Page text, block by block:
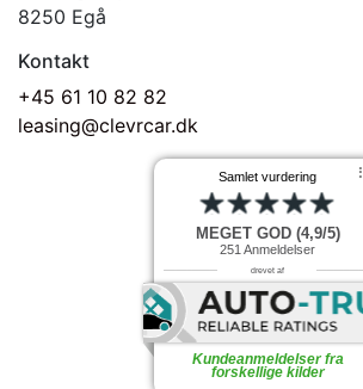
8250 Egå
Kontakt
+45 61 10 82 82
leasing@clevrcar.dk
Samlet vurdering ⠇
MEGET GOD (4,9/5)
251 Anmeldelser
drevet af
Kundeanmeldelser fra
forskellige kilder